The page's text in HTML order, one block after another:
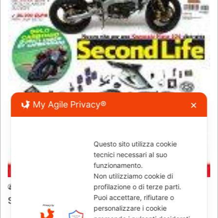
772
Special n.59 – giu.’09
My Agile Privacy® ✕
Questo sito utilizza cookie
tecnici necessari al suo
funzionamento.
Non utilizziamo cookie di
profilazione o di terze parti.
Puoi accettare, rifiutare o
personalizzare i cookie